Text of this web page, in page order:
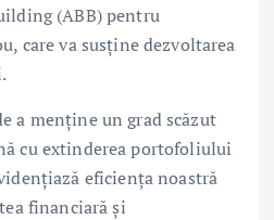
(ABB) pentru
care va susține dezvoltarea
a menține un grad scăzut
cu extinderea portofoliului
eficiența noastră
financiară și